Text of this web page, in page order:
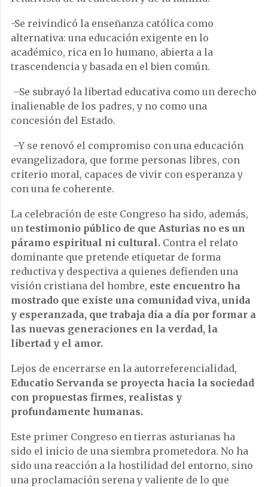
-Se reivindicó la enseñanza católica como
alternativa: una educación exigente en lo
académico, rica en lo humano, abierta a la
trascendencia y basada en el bien común.
–Se subrayó la libertad educativa como un derecho
inalienable de los padres, y no como una
concesión del Estado.
–Y se renovó el compromiso con una educación
evangelizadora, que forme personas libres, con
criterio moral, capaces de vivir con esperanza y
con una fe coherente.
La celebración de este Congreso ha sido, además,
un testimonio público de que Asturias no es un
páramo espiritual ni cultural. Contra el relato
dominante que pretende etiquetar de forma
reductiva y despectiva a quienes defienden una
visión cristiana del hombre, este encuentro ha
mostrado que existe una comunidad viva, unida
y esperanzada, que trabaja día a día por formar a
las nuevas generaciones en la verdad, la
libertad y el amor.
Lejos de encerrarse en la autorreferencialidad,
Educatio Servanda se proyecta hacia la sociedad
con propuestas firmes, realistas y
profundamente humanas.
Este primer Congreso en tierras asturianas ha
sido el inicio de una siembra prometedora. No ha
sido una reacción a la hostilidad del entorno, sino
una proclamación serena y valiente de lo que